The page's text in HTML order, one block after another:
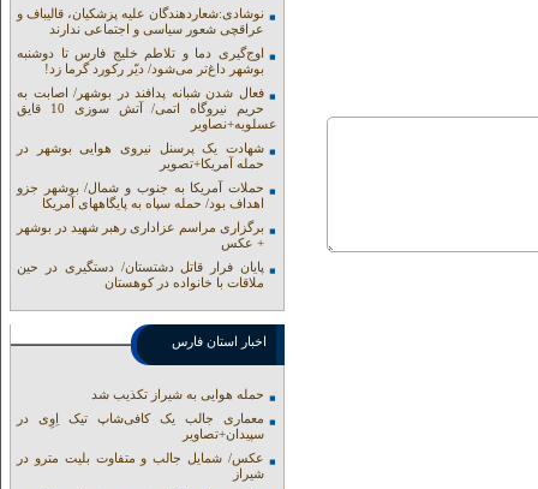
نوشادی:شعاردهندگان علیه پزشکیان، قالیباف و
عراقچی شعور سیاسی و اجتماعی ندارند
اوج‌گیری دما و تلاطم خلیج فارس تا دوشنبه
بوشهر داغ‌تر می‌شود/ دیّر رکورد گرما زد!
فعال شدن شبانه پدافند در بوشهر/ اصابت به
حریم نیروگاه اتمی/ آتش سوزی 10 قایق
عسلویه+نصاویر
شهادت یک پرسنل نیروی هوایی بوشهر در
حمله آمریکا+تصویر
حملات آمریکا به جنوب و شمال/ بوشهر جزو
اهداف بود/ حمله سپاه به پایگاههای آمریکا
برگزاری مراسم عزاداری رهبر شهید در بوشهر
+ عکس
پایان فرار قاتل دشتستان/ دستگیری در حین
ملاقات با خانواده در کوهستان
اخبار استان فارس
حمله هوایی به شیراز تکذیب شد
معماری جالب یک کافی‌شاپ تیک اِوِی در
سپیدان+تصاویر
عکس/ شمایل جالب و متفاوت بلیت مترو در
شیراز